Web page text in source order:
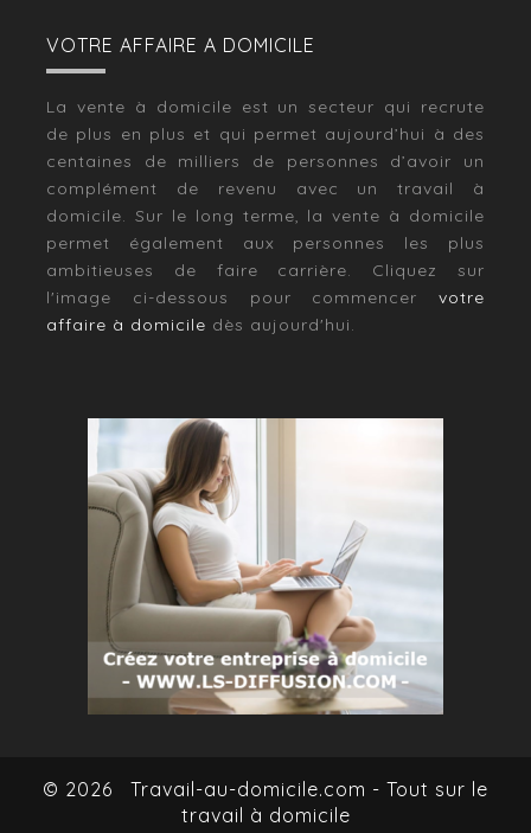
VOTRE AFFAIRE A DOMICILE
La vente à domicile est un secteur qui recrute
de plus en plus et qui permet aujourd’hui à des
centaines de milliers de personnes d’avoir un
complément de revenu avec un travail à
domicile. Sur le long terme, la vente à domicile
permet également aux personnes les plus
ambitieuses de faire carrière. Cliquez sur
l'image ci-dessous pour commencer votre
affaire à domicile dès aujourd'hui.
© 2026
Travail-au-domicile.com - Tout sur le
travail à domicile